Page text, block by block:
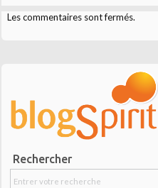
Les commentaires sont fermés.
Rechercher